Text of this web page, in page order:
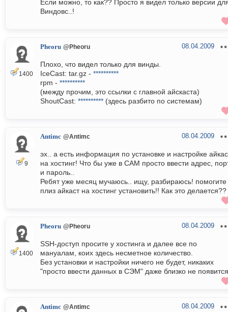
Если можно, то как?? Просто я видел только версии
Виндовс..!
1400
Pheoru @Pheoru 08.04.2009
Плохо, что видел только для винды.
IceCast: tar.gz - **********
rpm - **********
(между прочим, это ссылки с главной айскаста)
ShoutCast: ********** (здесь разбито по системам)
9
Antimc @Antimc 08.04.2009
эх.. а есть информация по установке и настройке
на хостинг! Что бы уже в САМ просто ввести адрес,
и пароль..
Ребят уже месяц мучаюсь.. ищу, разбираюсь! помогите
плиз айкаст на хостинг установить!! Как это делается??
1400
Pheoru @Pheoru 08.04.2009
SSH-доступ просите у хостинга и далее все по
мануалам, коих здесь несметное количество.
Без установки и настройки ничего не будет, никаких
"просто ввести данных в СЭМ" даже близко не
Antimc @Antimc 08.04.2009